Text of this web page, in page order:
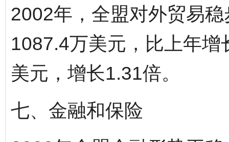
2002年，全盟对外贸易
1087.4万美元，比上年
美元，增长1.31倍。
七、金融和保险